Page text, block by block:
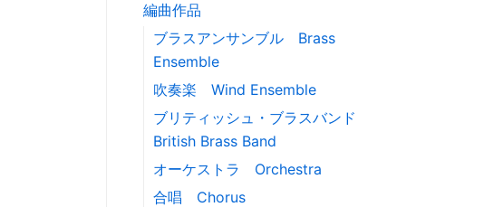
編曲作品
ブラスアンサンブル Brass
Ensemble
吹奏楽 Wind Ensemble
ブリティッシュ・ブラスバンド
British Brass Band
オーケストラ Orchestra
合唱 Chorus